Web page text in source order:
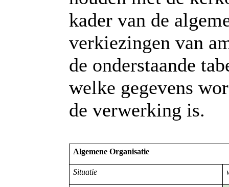
kader van de
verkiezingen van
de onderstaande
welke gegevens
de verwerking is.
Algemene Organisatie
Situatie